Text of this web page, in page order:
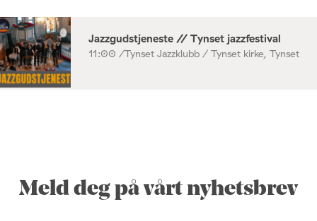
Jazzgudstjeneste // Tynset jazzfestival
11:00 /Tynset Jazzklubb / Tynset kirke, Tynset
Meld deg på vårt nyhetsbrev